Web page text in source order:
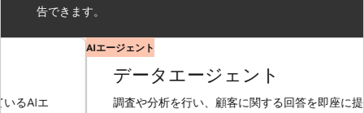
告できます。
AIエ
AIエージェント
データエージェント
調査や分析を行い、顧客に関する回答を即座に提供